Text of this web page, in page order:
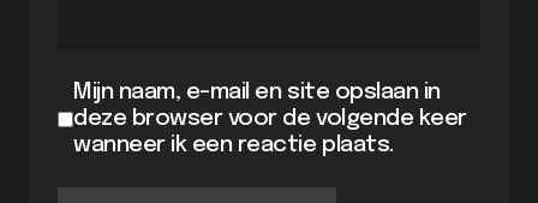
Mijn naam, e-mail en site opslaan in
deze browser voor de volgende keer
wanneer ik een reactie plaats.